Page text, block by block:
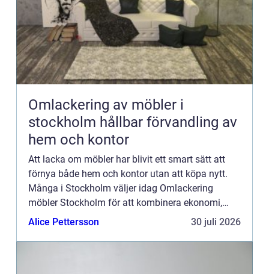
Omlackering av möbler i
stockholm hållbar förvandling av
hem och kontor
Att lacka om möbler har blivit ett smart sätt att
förnya både hem och kontor utan att köpa nytt.
Många i Stockholm väljer idag Omlackering
möbler Stockholm för att kombinera ekonomi,
estetik och miljöhänsyn. Genom professionell
Alice Pettersson 30 juli 2026